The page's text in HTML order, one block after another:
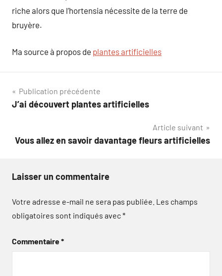
riche alors que l’hortensia nécessite de la terre de
bruyère.
Ma source à propos de plantes artificielles
Navigation
de
Publication précédente
J’ai découvert plantes artificielles
Article suivant
Vous allez en savoir davantage fleurs artificielles
Laisser un commentaire
Votre adresse e-mail ne sera pas publiée. Les champs
obligatoires sont indiqués avec*
Commentaire*